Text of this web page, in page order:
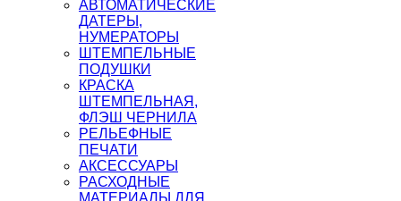
АВТОМАТИЧЕСКИЕ
ДАТЕРЫ,
НУМЕРАТОРЫ
ШТЕМПЕЛЬНЫЕ
ПОДУШКИ
КРАСКА
ШТЕМПЕЛЬНАЯ,
ФЛЭШ ЧЕРНИЛА
РЕЛЬЕФНЫЕ
ПЕЧАТИ
АКСЕССУАРЫ
РАСХОДНЫЕ
МАТЕРИАЛЫ ДЛЯ